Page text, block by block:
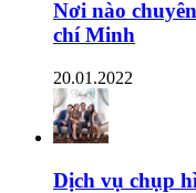
Nơi nào
chí Minh
20.01.2022
Dịch vụ chụp